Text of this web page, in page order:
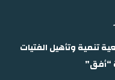
محفوظة © 2021 جمعية تنمية وتأهيل الفتيات
“أفق”